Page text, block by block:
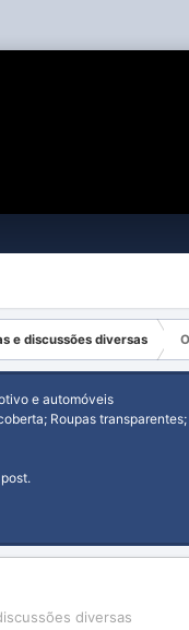
e discussões diversas
e automóveis
Roupas
diversas